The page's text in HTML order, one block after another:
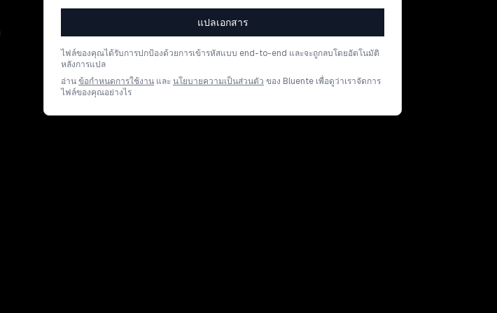
แปลเอกสาร
ไฟล์ของคุณได้รับการปกป้องด้วยการเข้ารหัสแบบ end-to-end และจะถูกลบโดยอัตโนมัติ
หลังการแปล
อ่านข้อกำหนดการใช้งาน และ นโยบายความเป็นส่วนตัว ของ Bluente เพื่อดูว่าเราจัดการ
ไฟล์ของคุณอย่างไร